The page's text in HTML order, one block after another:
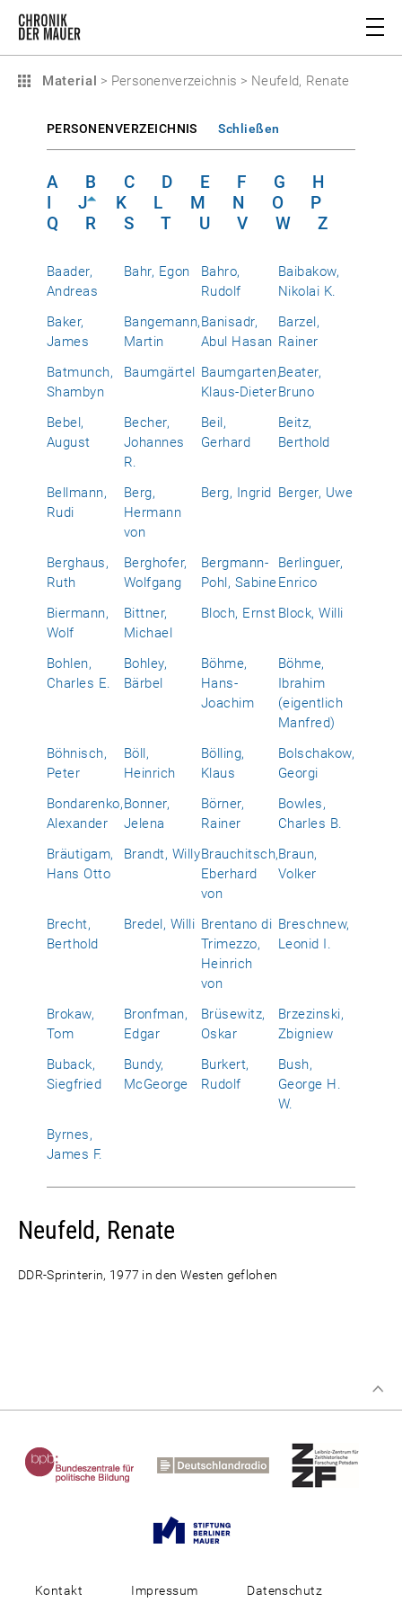
Material > Personenverzeichnis > Neufeld, Renate
PERSONENVERZEICHNIS Schließen
A B C D E F G
H
I
J K L M N O
P
Q
R S T U V W Z
Baader,
Andreas
Bahr, Egon
Bahro,
Rudolf
Baibakow,
Nikolai K.
Baker,
James
Bangemann,
Martin
Banisadr,
Abul Hasan
Barzel,
Rainer
Batmunch,
Shambyn
Baumgärtel Baumgarten,
Klaus-Dieter
Beater,
Bruno
Bebel,
August
Becher,
Johannes
R.
Beil,
Gerhard
Beitz,
Berthold
Bellmann,
Rudi
Berg,
Hermann
von
Berg, Ingrid Berger, Uwe
Berghaus,
Ruth
Berghofer,
Wolfgang
Bergmann-
Pohl, Sabine
Berlinguer,
Enrico
Biermann,
Wolf
Bittner,
Michael
Bloch, Ernst Block, Willi
Bohlen,
Charles E.
Bohley,
Bärbel
Böhme,
Hans-
Joachim
Böhme,
Ibrahim
(eigentlich
Manfred)
Böhnisch,
Peter
Böll,
Heinrich
Bölling,
Klaus
Bolschakow,
Georgi
Bondarenko,
Alexander
Bonner,
Jelena
Börner,
Rainer
Bowles,
Charles B.
Bräutigam,
Hans Otto
Brandt, WillyBrauchitsch,
Eberhard
von
Braun,
Volker
Brecht,
Berthold
Bredel, Willi Brentano di
Trimezzo,
Heinrich
von
Breschnew,
Leonid I.
Brokaw,
Tom
Bronfman,
Edgar
Brüsewitz,
Oskar
Brzezinski,
Zbigniew
Buback,
Siegfried
Bundy,
McGeorge
Burkert,
Rudolf
Bush,
George H.
W.
Byrnes,
James F.
Neufeld, Renate
DDR-Sprinterin, 1977 in den Westen geflohen
Kontakt Impressum Datenschutz